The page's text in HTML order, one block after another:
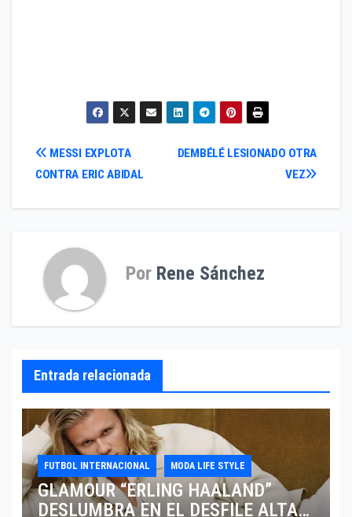
Navegación
DEMBÉLÉ LESIONADO OTRA
VEZ
MESSI EXPLOTA
CONTRA ERIC ABIDAL
Por Rene Sánchez
Entrada relacionada
FUTBOL INTERNACIONAL MODA LIFE STYLE
GLAMOUR “ERLING HAALAND”
DESLUMBRA EN EL DESFILE ALTA